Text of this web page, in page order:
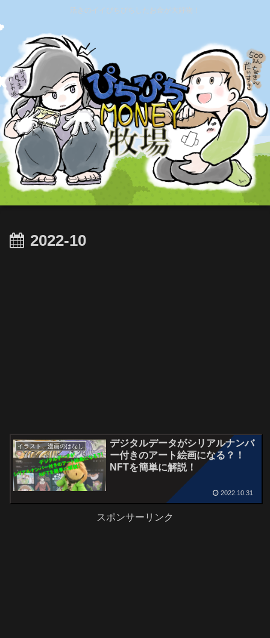
活きのイイぴちぴちしたお金が大好物！
2022-10
イラスト、漫画のはなし
デジタルデータがシリアルナンバ
ー付きのアート絵画になる？！
NFTを簡単に解説！
2022.10.31
スポンサーリンク